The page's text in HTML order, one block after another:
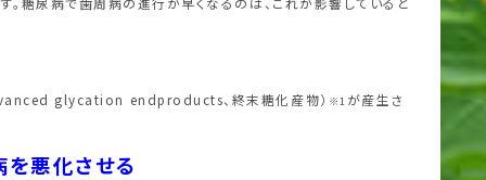
glycation endproducts、終末糖化産物） ※1 が産生さ
悪化させる